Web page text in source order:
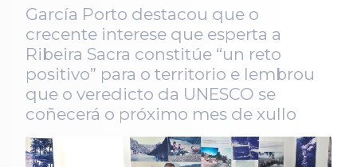
García Porto destacou que o
crecente interese que esperta a
Ribeira Sacra constitúe “un reto
positivo” para o territorio e lembrou
que o veredicto da UNESCO se
coñecerá o próximo mes de xullo